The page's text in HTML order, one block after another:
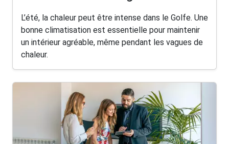
L’été, la chaleur peut être intense dans le Golfe. Une
bonne climatisation est essentielle pour maintenir
un intérieur agréable, même pendant les vagues de
chaleur.